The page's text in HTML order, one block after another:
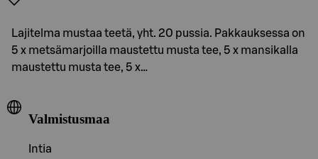
Lajitelma mustaa teetä, yht. 20 pussia. Pakkauksessa on
5 x metsämarjoilla maustettu musta tee, 5 x mansikalla
maustettu musta tee, 5 x…
Valmistusmaa
Intia